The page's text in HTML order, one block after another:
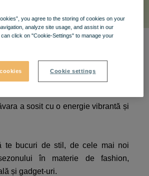
în
ta!​
a sosit cu o energie vibrantă și
te bucuri de stil, de cele mai noi
în materie de fashion,
și gadget-uri.​
you agree to the storing of cookies on your
analyze site usage, and assist in our
click on "Cookie-Settings" to manage your
Cookie settings